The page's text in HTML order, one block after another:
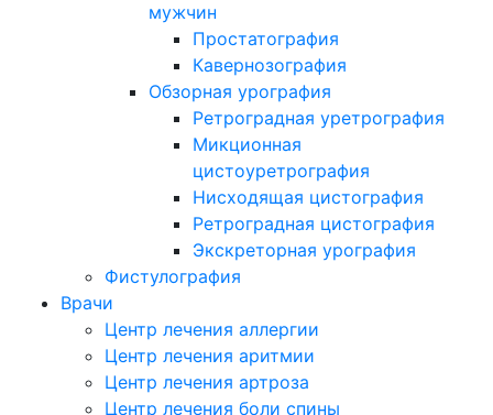
мужчин
Простатография
Кавернозография
Обзорная урография
Ретроградная уретрография
Микционная
цистоуретрография
Нисходящая цистография
Ретроградная цистография
Экскреторная урография
Фистулография
Врачи
Центр лечения аллергии
Центр лечения аритмии
Центр лечения артроза
Центр лечения боли спины